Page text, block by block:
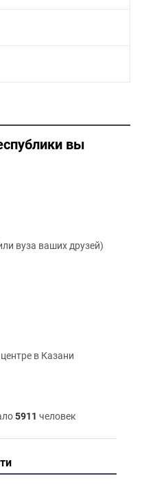
вы
вуза ваших друзей)
в Казани
5911 человек